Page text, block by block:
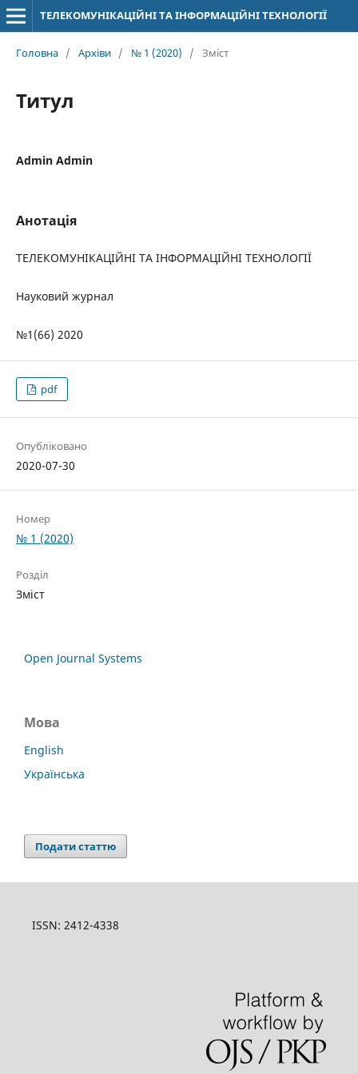
ТЕЛЕКОМУНІКАЦІЙНІ ТА ІНФОРМАЦІЙНІ ТЕХНОЛОГІЇ
Головна / Архіви / № 1 (2020) / Зміст
Титул
Admin Admin
Анотація
ТЕЛЕКОМУНІКАЦІЙНІ ТА ІНФОРМАЦІЙНІ ТЕХНОЛОГІЇ
Науковий журнал
№1(66) 2020
pdf
Опубліковано
2020-07-30
Номер
№ 1 (2020)
Розділ
Зміст
Open Journal Systems
Мова
English
Українська
Подати статтю
ISSN: 2412-4338